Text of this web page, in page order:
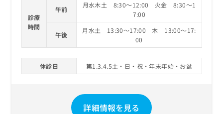
診療
時間
午前
月水木土 8:30～12:00 火金 8:30～1
7:00
午後
月水土 13:30～17:00 木 13:00～17:
00
休診日 第1.3.4.5土・日・祝・年末年始・お盆
詳細情報を見る